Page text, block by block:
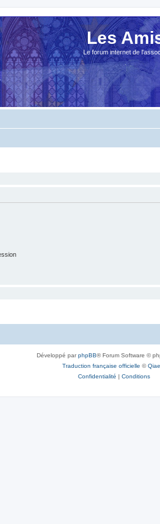
Les
Le forum internet de
Développé parphpBB® Forum Software ©
Traduction française officielle ©
Confidentialité | Conditions